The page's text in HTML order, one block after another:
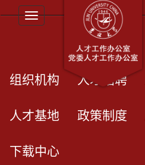
Toggle navigation
组织机构 人才招聘
人才基地 政策制度
下载中心